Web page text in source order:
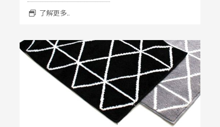
了解更多..